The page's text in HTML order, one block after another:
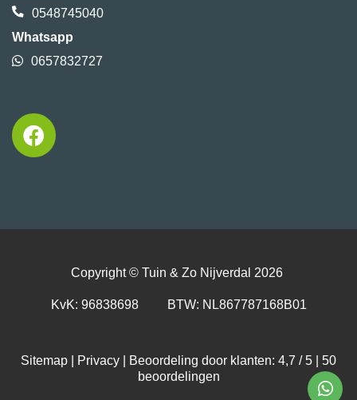
0548745040
Whatsapp
0657832727
Copyright © Tuin & Zo Nijverdal 2026
KvK: 96838698 BTW: NL867787168B01
Sitemap Privacy | Beoordeling door klanten: 4,7 / 5 | 50
beoordelingen